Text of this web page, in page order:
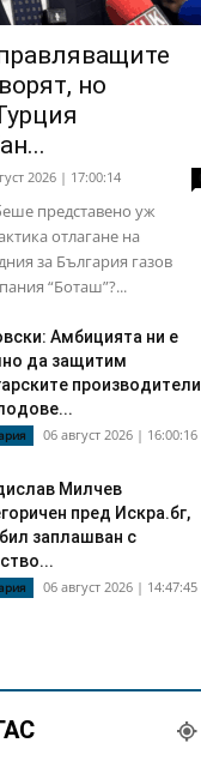
но
2026 | 17:00:14
представено уж
отлагане на
за България газов
“Боташ”?...
Амбицията ни е
да защитим
производители
06 август 2026 | 16:00:16
Милчев
пред Искра.бг,
заплашван с
06 август 2026 | 14:47:45